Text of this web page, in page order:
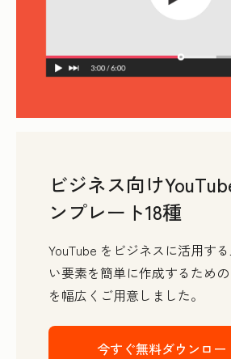
ビジネス向け
ンプレート18種
YouTube をビジネスに活用す
い要素を簡単に作成するため
を幅広くご用意しました。
今すぐ無料ダウンロー